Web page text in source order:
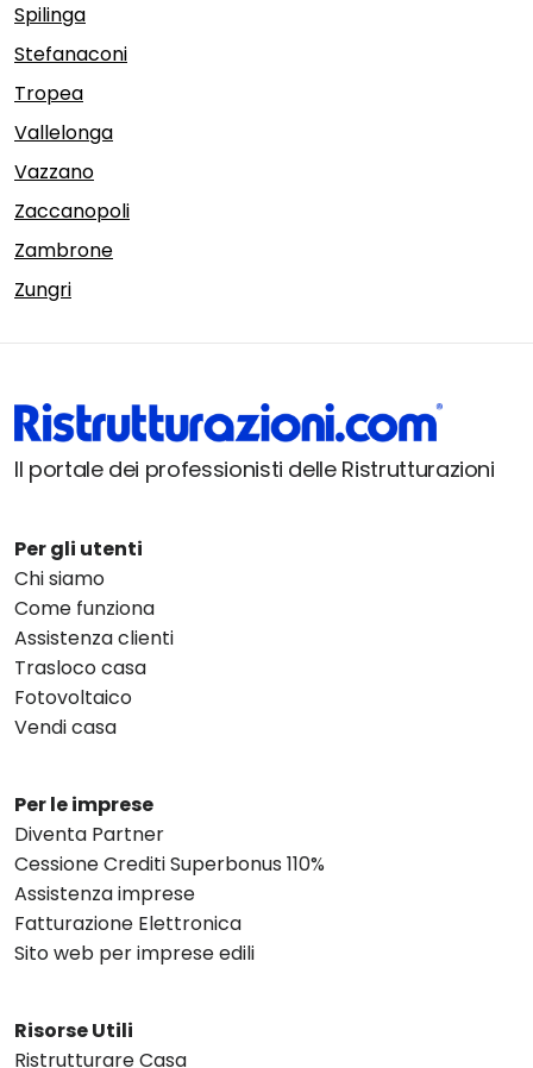
Spilinga
Stefanaconi
Tropea
Vallelonga
Vazzano
Zaccanopoli
Zambrone
Zungri
Il portale dei professionisti delle Ristrutturazioni
Per gli utenti
Chi siamo
Come funziona
Assistenza clienti
Trasloco casa
Fotovoltaico
Vendi casa
Per le imprese
Diventa Partner
Cessione Crediti Superbonus 110%
Assistenza imprese
Fatturazione Elettronica
Sito web per imprese edili
Risorse Utili
Ristrutturare Casa